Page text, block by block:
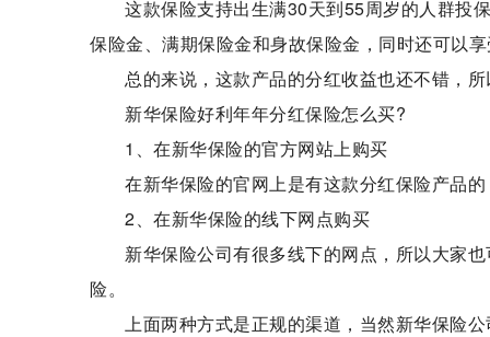
这款保险支持出生满30天到55周岁的人群投
保险金、满期保险金和身故保险金，同时还可以
总的来说，这款产品的分红收益也还不错，
新华保险好利年年分红保险怎么买?
1、在新华保险的官方网站上购买
在新华保险的官网上是有这款分红保险产品
2、在新华保险的线下网点购买
新华保险公司有很多线下的网点，所以大家
险。
上面两种方式是正规的渠道，当然新华保险